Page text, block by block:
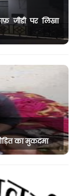
जीडी पर लिखा
का मुकदमा